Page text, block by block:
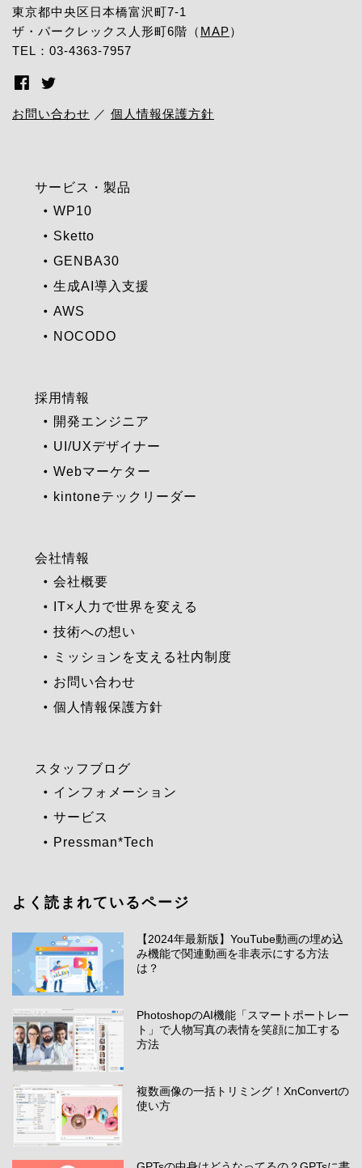
東京都中央区日本橋富沢町7-1
ザ・パークレックス人形町6階（ MAP）
TEL：03-4363-7957
お問い合わせ ／ 個人情報保護方針
サービス・製品
WP10
Sketto
GENBA30
生成AI導入支援
AWS
NOCODO
採用情報
開発エンジニア
UI/UXデザイナー
Webマーケター
kintoneテックリーダー
会社情報
会社概要
IT×人力で世界を変える
技術への想い
ミッションを支える社内制度
お問い合わせ
個人情報保護方針
スタッフブログ
インフォメーション
サービス
Pressman*Tech
よく読まれているページ
【2024年最新版】YouTube動画の埋め込
み機能で関連動画を非表示にする方法
は？
PhotoshopのAI機能「スマートポートレー
ト」で人物写真の表情を笑顔に加工する
方法
複数画像の一括トリミング！XnConvertの
使い方